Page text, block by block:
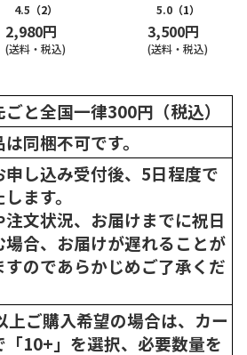
4.5 （2）
2,980円
(送料・税込)
5.0 （1）
3,500円
(送料・税込)
と全国一律300円（税込）
同梱不可です。
申し込み受付後、5日程度で
ます。
文状況、お届けまでに祝日
場合、お届けが遅れることが
すのであらかじめご了承くだ
ご購入希望の場合は、カー
「10+」を選択、必要数量を